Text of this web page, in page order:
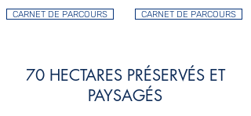
CARNET DE PARCOURS CARNET DE PARCOURS
70 HECTARES PRÉSERVÉS ET
PAYSAGÉS